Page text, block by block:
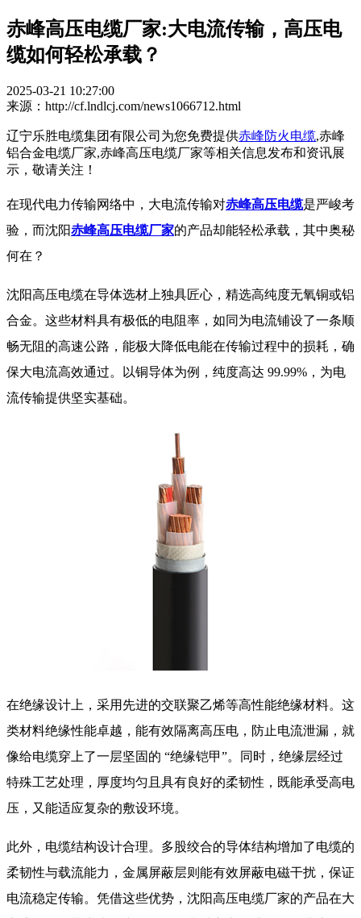
赤峰高压电缆厂家:大电流传输，高压电
缆如何轻松承载？
2025-03-21 10:27:00
来源：http://cf.lndlcj.com/news1066712.html
辽宁乐胜电缆集团有限公司为您免费提供赤峰防火电缆,赤峰
铝合金电缆厂家,赤峰高压电缆厂家等相关信息发布和资讯展
示，敬请关注！
在现代电力传输网络中，大电流传输对赤峰高压电缆是严峻考
验，而沈阳赤峰高压电缆厂家的产品却能轻松承载，其中奥秘
何在？
沈阳高压电缆在导体选材上独具匠心，精选高纯度无氧铜或铝
合金。这些材料具有极低的电阻率，如同为电流铺设了一条顺
畅无阻的高速公路，能极大降低电能在传输过程中的损耗，确
保大电流高效通过。以铜导体为例，纯度高达 99.99%，为电
流传输提供坚实基础。
在绝缘设计上，采用先进的交联聚乙烯等高性能绝缘材料。这
类材料绝缘性能卓越，能有效隔离高压电，防止电流泄漏，就
像给电缆穿上了一层坚固的 “绝缘铠甲”。同时，绝缘层经过
特殊工艺处理，厚度均匀且具有良好的柔韧性，既能承受高电
压，又能适应复杂的敷设环境。
此外，电缆结构设计合理。多股绞合的导体结构增加了电缆的
柔韧性与载流能力，金属屏蔽层则能有效屏蔽电磁干扰，保证
电流稳定传输。凭借这些优势，沈阳高压电缆厂家的产品在大